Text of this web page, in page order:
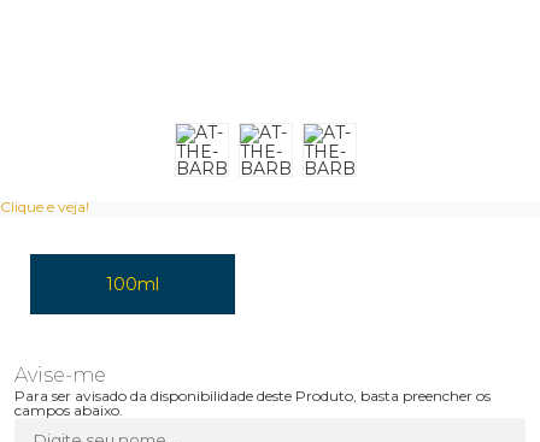
Clique e veja!
100ml
Para ser avisado da disponibilidade deste Produto, basta preencher os
campos abaixo.